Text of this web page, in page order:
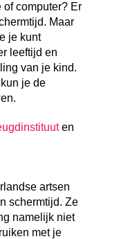
of computer? Er
Maar
je kunt
leeftijd en
van je kind.
je de
en
artsen
schermtijd. Ze
namelijk niet
met je